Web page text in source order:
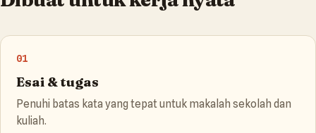
01
Esai & tugas
Penuhi batas kata yang tepat untuk makalah sekolah dan
kuliah.